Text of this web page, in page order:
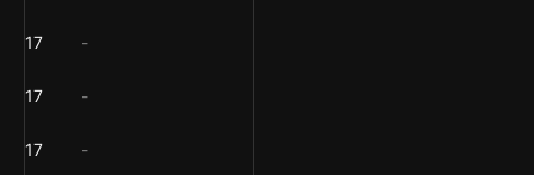
17 -
17 -
17 -